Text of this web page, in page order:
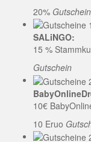
20% Gutschein
SALiNGO:
15 %
Gutschein
10€
10 Eruo